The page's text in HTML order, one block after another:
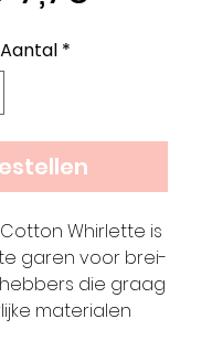
Aantal *
Whirlette is
garen voor brei-
die graag
materialen